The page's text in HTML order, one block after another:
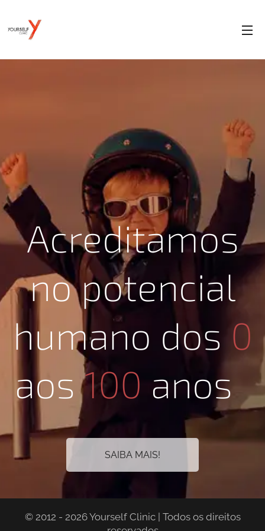
Acreditamos
no potencial
humano dos 0
aos100 anos
SAIBA MAIS!
© 2012 - 2026 Yourself Clinic | Todos os direitos